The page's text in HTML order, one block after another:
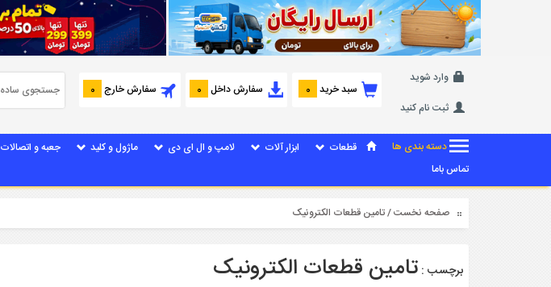
وارد شوید
ثبت نام کنید
سبد خرید 0 سفارش داخل 0 سفارش خارج 0
دسته بندی ها قطعات ابزار آلات لامپ و ال ای دی ماژول و کلید جعبه و اتصالات
تماس باما
صفحه نخست/ تامین قطعات الکترونیک
برچسب : تامین قطعات الکترونیک